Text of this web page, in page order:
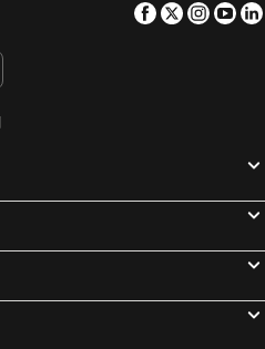
다케오 센추리 호텔
Facebook
Twitter